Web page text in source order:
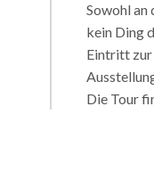
Sowohl an
kein Ding
Eintritt zur
Die Tour